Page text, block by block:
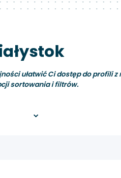
ułatwić Ci dostęp do profili
sortowania i filtrów.